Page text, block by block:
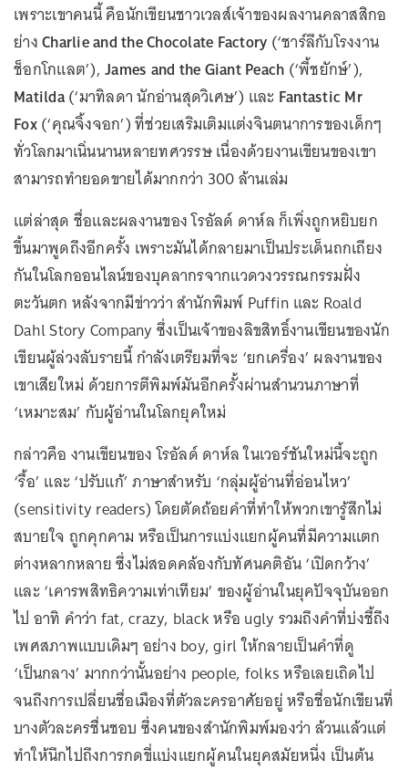
เพราะเขาคนนี้ คือนักเขียนชาวเวลส์เจ้าของผลงานคลาสสิกอ
ย่างCharlie and the Chocolate Factory (‘ชาร์ลีกับโรงงาน
ช็อกโกแลต’), James and the Giant Peach (‘พี้ชยักษ์’),
Matilda(‘มาทิลดา นักอ่านสุดวิเศษ’) และ Fantastic Mr
Fox(‘คุณจิ้งจอก’) ที่ช่วยเสริมเติมแต่งจินตนาการของเด็กๆ
ทั่วโลกมาเนิ่นนานหลายทศวรรษ เนื่องด้วยงานเขียนของเขา
สามารถทำยอดขายได้มากกว่า 300 ล้านเล่ม
แต่ล่าสุด ชื่อและผลงานของ โรอัลด์ ดาห์ล ก็เพิ่งถูกหยิบยก
ขึ้นมาพูดถึงอีกครั้ง เพราะมันได้กลายมาเป็นประเด็นถกเถียง
กันในโลกออนไลน์ของบุคลากรจากแวดวงวรรณกรรมฝั่ง
ตะวันตก หลังจากมีข่าวว่า สำนักพิมพ์ Puffin และ Roald
Dahl Story Company ซึ่งเป็นเจ้าของลิขสิทธิ์งานเขียนของนัก
เขียนผู้ล่วงลับรายนี้ กำลังเตรียมที่จะ ‘ยกเครื่อง’ ผลงานของ
เขาเสียใหม่ ด้วยการตีพิมพ์มันอีกครั้งผ่านสำนวนภาษาที่
‘เหมาะสม’ กับผู้อ่านในโลกยุคใหม่
กล่าวคือ งานเขียนของ โรอัลด์ ดาห์ล ในเวอร์ชันใหม่นี้จะถูก
‘รื้อ’ และ ‘ปรับแก้’ ภาษาสำหรับ ‘กลุ่มผู้อ่านที่อ่อนไหว’
(sensitivity readers) โดยตัดถ้อยคำที่ทำให้พวกเขารู้สึกไม่
สบายใจ ถูกคุกคาม หรือเป็นการแบ่งแยกผู้คนที่มีความแตก
ต่างหลากหลาย ซึ่งไม่สอดคล้องกับทัศนคติอัน ‘เปิดกว้าง’
และ ‘เคารพสิทธิความเท่าเทียม’ ของผู้อ่านในยุคปัจจุบันออก
ไป อาทิ คำว่า fat, crazy, black หรือ ugly รวมถึงคำที่บ่งชี้ถึง
เพศสภาพแบบเดิมๆ อย่าง boy, girl ให้กลายเป็นคำที่ดู
‘เป็นกลาง’ มากกว่านั้นอย่าง people, folks หรือเลยเถิดไป
จนถึงการเปลี่ยนชื่อเมืองที่ตัวละครอาศัยอยู่ หรือชื่อนักเขียนที่
บางตัวละครชื่นชอบ ซึ่งคนของสำนักพิมพ์มองว่า ล้วนแล้วแต่
ทำให้นึกไปถึงการกดขี่แบ่งแยกผู้คนในยุคสมัยหนึ่ง เป็นต้น